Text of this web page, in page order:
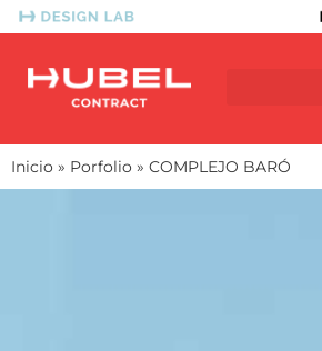
Inicio » Porfolio » COMPLEJO BARÓ